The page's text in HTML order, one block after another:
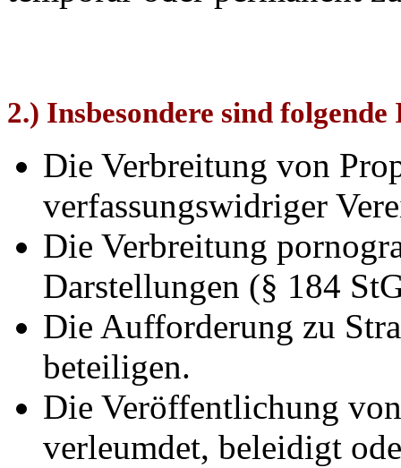
2.) Insbesondere sind
Die Verbreitung von
verfassungswidriger
Die Verbreitung
Darstellungen (§ 184
Die Aufforderung zu
beteiligen.
Die Veröffentlichung
verleumdet, beleidigt